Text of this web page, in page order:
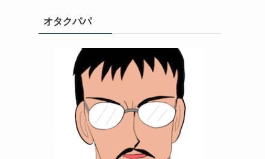
オタクパパ